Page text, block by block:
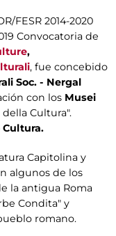
FESR 2014-2020
Convocatoria de
,
, fue concebido
Soc. - Nergal
con los Musei
Cultura".
Capitolina y
algunos de los
la antigua Roma
Condita" y
romano.